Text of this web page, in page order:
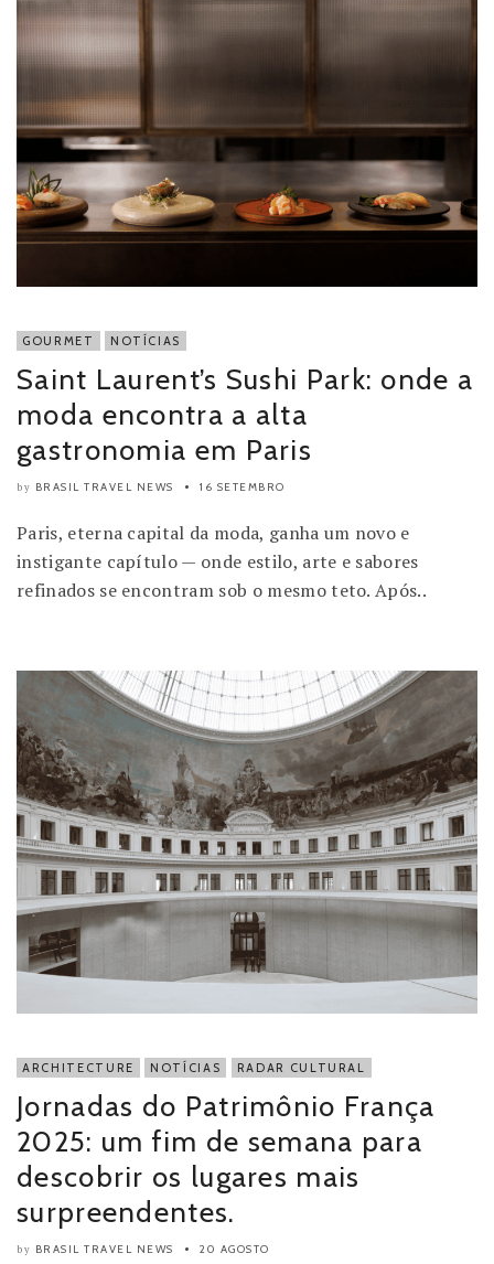
GOURMET NOTÍCIAS
Saint Laurent’s Sushi Park: onde a
moda encontra a alta
gastronomia em Paris
by BRASIL TRAVEL NEWS 16 SETEMBRO
Paris, eterna capital da moda, ganha um novo e
instigante capítulo — onde estilo, arte e sabores
refinados se encontram sob o mesmo teto. Após..
ARCHITECTURE NOTÍCIAS RADAR CULTURAL
Jornadas do Patrimônio França
2025: um fim de semana para
descobrir os lugares mais
surpreendentes.
by BRASIL TRAVEL NEWS 20 AGOSTO